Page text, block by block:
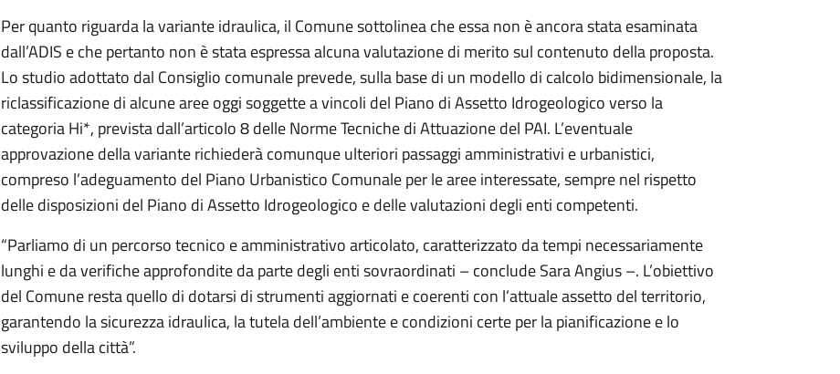
Per quanto riguarda la variante idraulica, il Comune sottolinea che essa non è ancora stata esaminata
dall’ADIS e che pertanto non è stata espressa alcuna valutazione di merito sul contenuto della proposta.
Lo studio adottato dal Consiglio comunale prevede, sulla base di un modello di calcolo bidimensionale, la
riclassificazione di alcune aree oggi soggette a vincoli del Piano di Assetto Idrogeologico verso la
categoria Hi*, prevista dall’articolo 8 delle Norme Tecniche di Attuazione del PAI. L’eventuale
approvazione della variante richiederà comunque ulteriori passaggi amministrativi e urbanistici,
compreso l’adeguamento del Piano Urbanistico Comunale per le aree interessate, sempre nel rispetto
delle disposizioni del Piano di Assetto Idrogeologico e delle valutazioni degli enti competenti.
“Parliamo di un percorso tecnico e amministrativo articolato, caratterizzato da tempi necessariamente
lunghi e da verifiche approfondite da parte degli enti sovraordinati – conclude Sara Angius –. L’obiettivo
del Comune resta quello di dotarsi di strumenti aggiornati e coerenti con l’attuale assetto del territorio,
garantendo la sicurezza idraulica, la tutela dell’ambiente e condizioni certe per la pianificazione e lo
sviluppo della città”.